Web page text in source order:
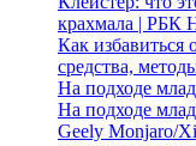
крахмала | РБК
Как избавиться
средства,
На подходе
На подходе
Geely Monjaro/